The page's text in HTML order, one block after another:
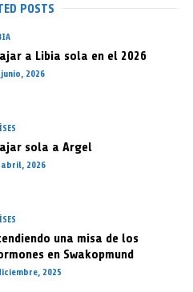
POSTS
a Libia sola en el 2026
junio, 2026
sola a Argel
abril, 2026
una misa de los
en Swakopmund
2025